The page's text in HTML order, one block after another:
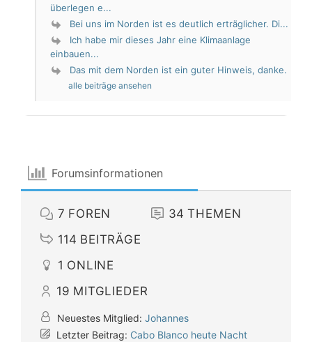
überlegen e...
Bei uns im Norden ist es deutlich erträglicher. Di...
Ich habe mir dieses Jahr eine Klimaanlage
einbauen...
Das mit dem Norden ist ein guter Hinweis, danke.
alle beiträge ansehen
Forumsinformationen
7 FOREN 34 THEMEN
114 BEITRÄGE
1 ONLINE
19 MITGLIEDER
Neuestes Mitglied: Johannes
Letzter Beitrag: Cabo Blanco heute Nacht